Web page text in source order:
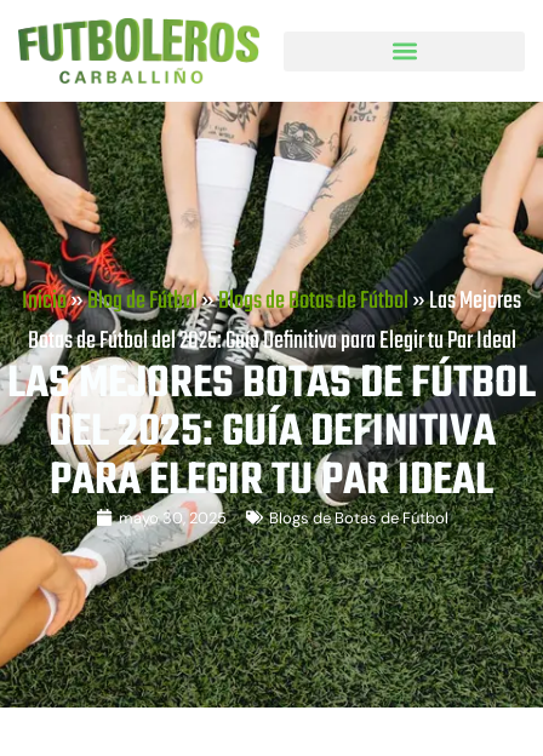
Inicio»Blog de Fútbol»Blogs de Botas de Fútbol»Las Mejores
Botas de Fútbol del 2025: Guía Definitiva para Elegir tu Par Ideal
LAS MEJORES BOTAS DE FÚTBOL
DEL 2025: GUÍA DEFINITIVA
PARA ELEGIR TU PAR IDEAL
mayo 30, 2025 Blogs de Botas de Fútbol